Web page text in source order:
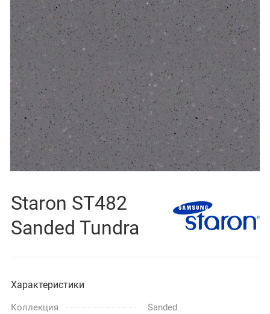
Staron ST482
Sanded Tundra
Характеристики
Коллекция
Sanded